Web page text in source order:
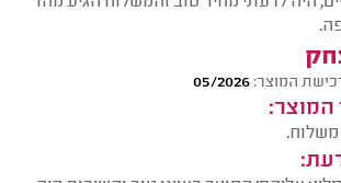
המוצר:05/2026
המוצר:
משלוח.